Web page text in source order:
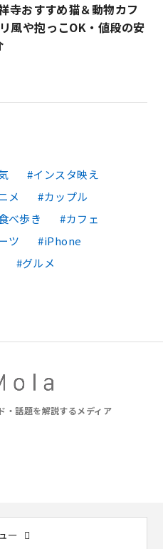
寺おすすめ猫＆動物カフ
風や抱っこOK・値段の安
インスタ映え
メ
カップル
べ歩き
カフェ
ツ
iPhone
グルメ
・話題を解説するメディア
ー